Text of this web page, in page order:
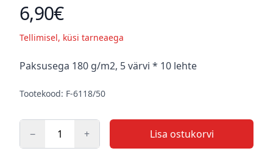
Toote hind
6,90€
Tellimisel, küsi tarneaega
Kirjeldus
Paksusega 180 g/m2, 5 värvi * 10 lehte
Tootekood: F-6118/50
− + Lisa ostukorvi